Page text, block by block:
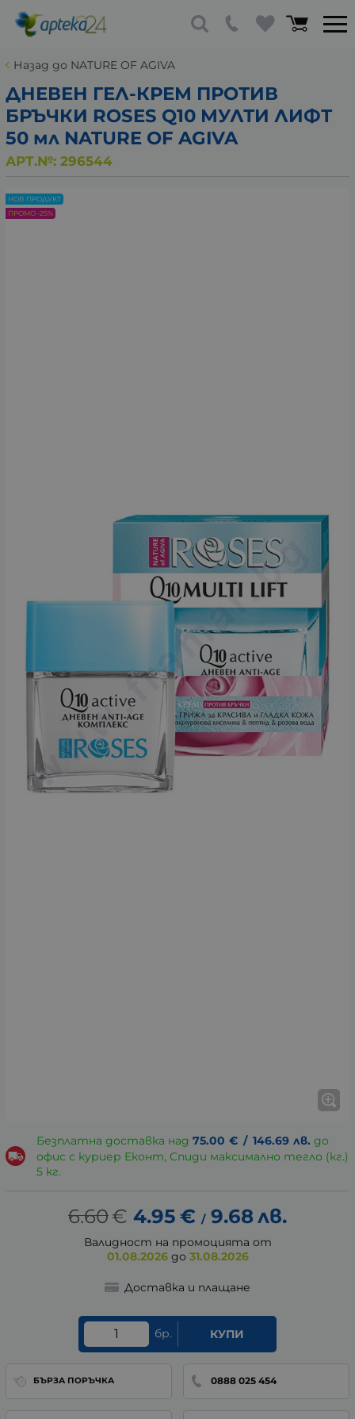
Назад до NATURE OF AGIVA
ДНЕВЕН ГЕЛ-КРЕМ ПРОТИВ
БРЪЧКИ ROSES Q10 МУЛТИ ЛИФТ
50 мл NATURE OF AGIVA
АРТ.№: 296544
НОВ ПРОДУКТ
ПРОМО -25%
Безплатна доставка над 75.00 € / 146.69 лв. до
офис с куриер Еконт, Спиди максимално тегло (кг.)
5 кг.
6.60€ 4.95 € / 9.68лв.
Валидност на промоцията от
01.08.2026 до 31.08.2026
Доставка и плащане
бр. КУПИ
БЪРЗА ПОРЪЧКА 0888 025 454